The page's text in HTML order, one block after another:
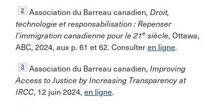
2 Association du Barreau canadien, Droit,
technologie et responsabilisation : Repenser
l’immigration canadienne pour le 21e siècle, Ottawa,
ABC, 2024, aux p. 61 et 62. Consulter en ligne.
3 Association du Barreau canadien, Improving
Access to Justice by Increasing Transparency at
IRCC, 12 juin 2024, en ligne.